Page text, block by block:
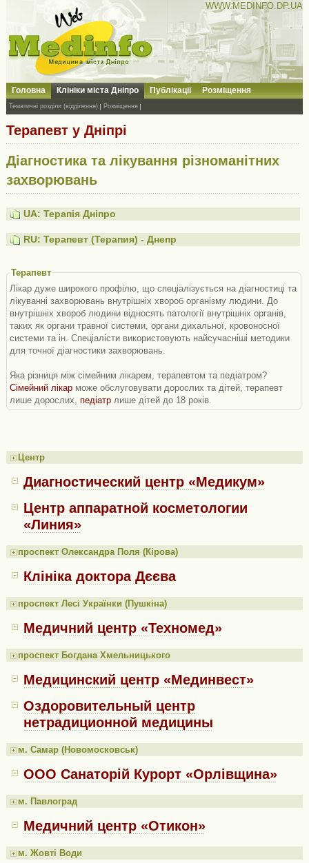
WWW.MEDINFO.DP.UA
Головна Клініки міста Дніпро Публікації Розміщення
Тематичні розділи (відділення) Розміщення
Терапевт у Дніпрі
Діагностика та лікування різноманітних
захворювань
UA: Терапія Дніпро
RU: Терапевт (Терапия) - Днепр
Терапевт
Лікар дуже широкого профілю, що спеціалізується на діагностиці та
лікуванні захворювань внутрішніх хвороб організму людини. До
внутрішніх хвороб людини відносять патології внутрішніх органів,
таких як органи травної системи, органи дихальної, кровоносної
системи та ін. Спеціалісти використовують найсучасніші методики
для точної діагностики захворювань.
Яка різниця між сімейним лікарем, терапевтом та педіатром?
Сімейний лікар може обслуговувати дорослих та дітей, терапевт
лише дорослих,педіатр лише дітей до 18 років.
Центр
Диагностический центр «Медикум»
Центр аппаратной косметологии
«Линия»
проспект Олександра Поля (Кірова)
Клініка доктора Дєєва
проспект Лесі Українки (Пушкіна)
Медичний центр «Техномед»
проспект Богдана Хмельницького
Медицинский центр «Мединвест»
Оздоровительный центр
нетрадиционной медицины
м. Самар (Новомосковськ)
ООО Санаторій Курорт «Орлівщина»
м. Павлоград
Медичний центр «Отикон»
м. Жовті Води